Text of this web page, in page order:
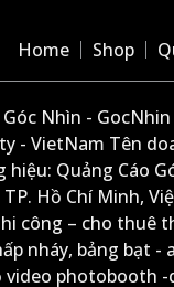
Home Shop
Nhìn -
- VietNam Tên
Quảng Cáo
Hồ Chí Minh,
công – cho thuê
nháy, bảng bạt -
photobooth -